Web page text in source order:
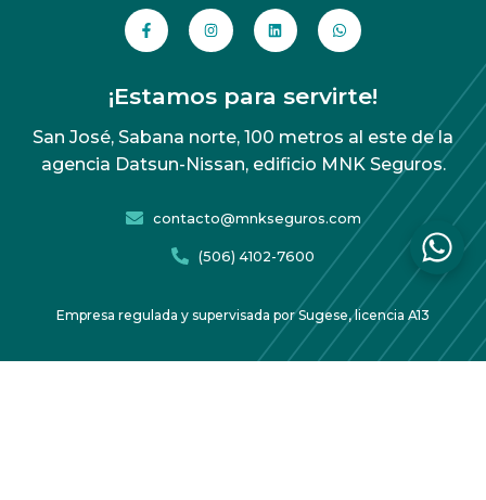
¡Estamos para servirte!
San José, Sabana norte, 100 metros al este de la
agencia Datsun-Nissan, edificio MNK Seguros.
contacto@mnkseguros.com
(506) 4102-7600
Empresa regulada y supervisada por Sugese, licencia A13